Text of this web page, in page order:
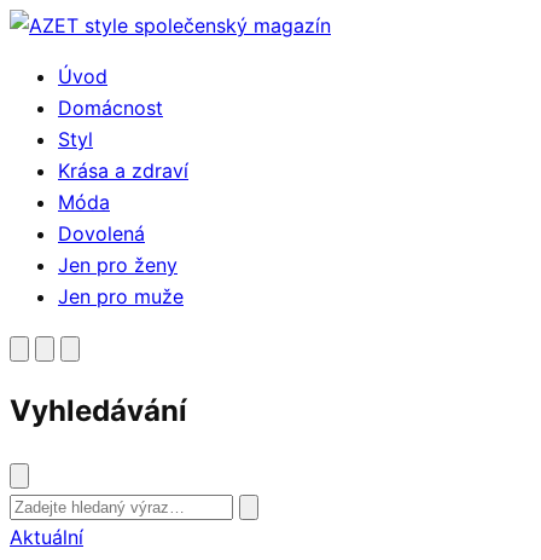
Přejít
obsahuÚvod
Domácnost
Styl
Krása a zdraví
Móda
Dovolená
Jen pro ženy
Jen pro muže
Vyhledávání
Vyhledat
Aktuální